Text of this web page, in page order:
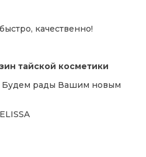
качественно!
тайской косметики
Будем рады Вашим новым